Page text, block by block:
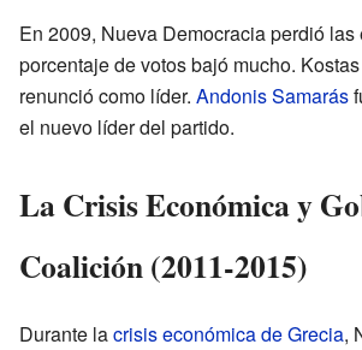
En 2009, Nueva Democracia perdió
porcentaje de votos bajó mucho.
renunció como líder. Andonis Samarás
el nuevo líder del partido.
La Crisis Económica y
Coalición (2011-2015)
Durante lacrisis económica de Grecia,